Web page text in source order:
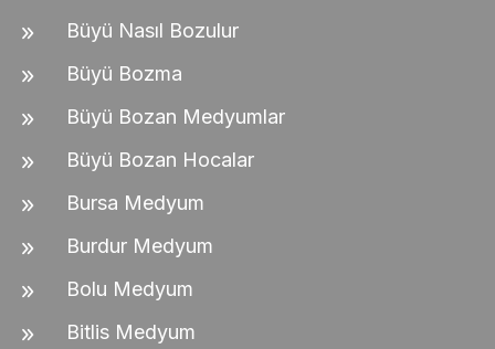
Büyü Nasıl Bozulur
Büyü Bozma
Büyü Bozan Medyumlar
Büyü Bozan Hocalar
Bursa Medyum
Burdur Medyum
Bolu Medyum
Bitlis Medyum